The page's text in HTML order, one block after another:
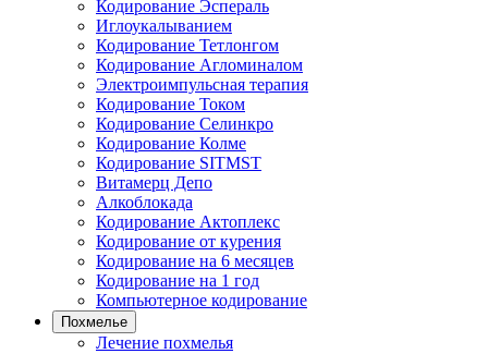
Кодирование Эспераль
Иглоукалыванием
Кодирование Тетлонгом
Кодирование Агломиналом
Электроимпульсная терапия
Кодирование Током
Кодирование Селинкро
Кодирование Колме
Кодирование SITMST
Витамерц Депо
Алкоблокада
Кодирование Актоплекс
Кодирование от курения
Кодирование на 6 месяцев
Кодирование на 1 год
Компьютерное кодирование
Похмелье
Лечение похмелья